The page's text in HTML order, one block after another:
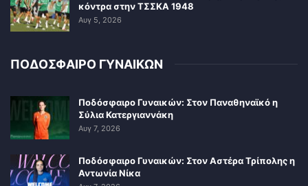
κόντρα στην ΤΣΣΚΑ 1948
Αυγ 5, 2026
ΠΟΔΟΣΦΑΙΡΟ ΓΥΝΑΙΚΩΝ
Ποδόσφαιρο Γυναικών: Στον Παναθηναϊκό η
Σύλια Κατεργιαννάκη
Αυγ 7, 2026
Ποδόσφαιρο Γυναικών: Στον Αστέρα Τρίπολης η
Αντωνία Νίκα